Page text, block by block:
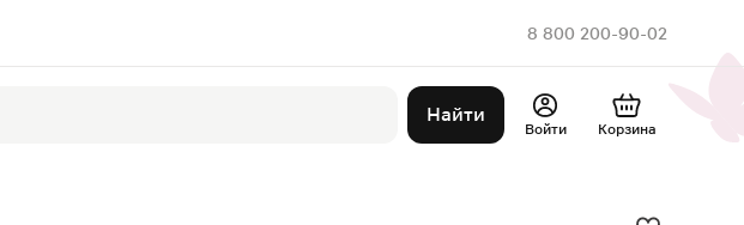
8 800 200-90-02
Найти
Войти Корзина